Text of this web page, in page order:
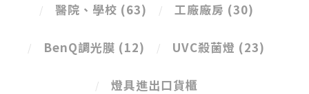
醫院、學校 (63) 工廠廠房 (30)
BenQ調光膜 (12) UVC殺菌燈 (23)
燈具進出口貨櫃